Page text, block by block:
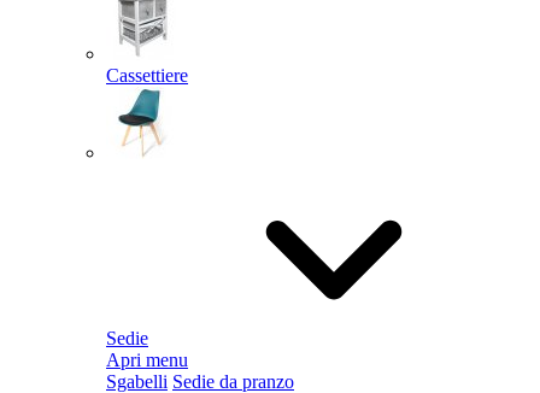
Cassettiere
Sedie
Apri menu
Sgabelli Sedie da pranzo